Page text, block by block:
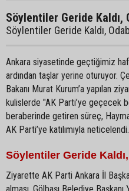
Söylentiler Geride Kaldı,
Söylentiler Geride Kaldı,
Ankara siyasetinde geçtiğimiz
ardından taşlar yerine oturuyor.
Bakanı Murat Kurum’a yapılan
kulislerde "AK Parti’ye geçecek
beraberinde getiren süreç,
AK Parti’ye katılımıyla neticelendi.
Söylentiler Geride
Ziyarette AK Parti Ankara İl